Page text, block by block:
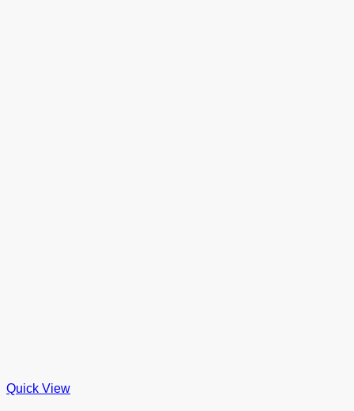
Quick View